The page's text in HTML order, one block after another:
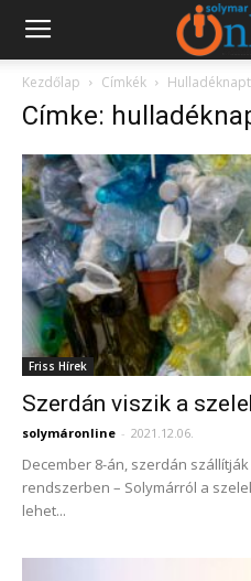
Kezdőlap Címkék
Címke:
Friss Hírek
Szerdán viszik a
solymáronline - 2021.12.06.
December 8-án, szerdán
rendszerben – Solymárról a
lehet...